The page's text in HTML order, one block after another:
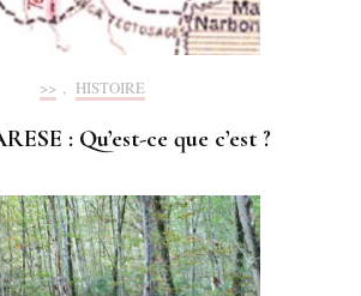
>> , HISTOIRE
: Qu’est-ce que c’est ?